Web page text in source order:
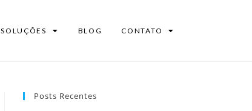
SOLUÇÕES BLOG CONTATO
Posts Recentes